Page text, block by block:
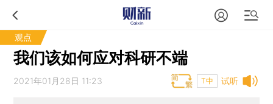
观点
我们该如何应对科研不端
试听
2021年01月28日 11:23 T中